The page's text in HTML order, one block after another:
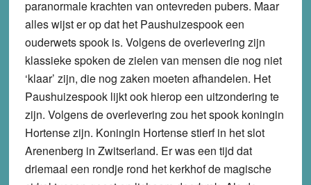
paranormale krachten van ontevreden pubers. Maar
alles wijst er op dat het Paushuizespook een
ouderwets spook is. Volgens de overlevering zijn
klassieke spoken de zielen van mensen die nog niet
‘klaar’ zijn, die nog zaken moeten afhandelen. Het
Paushuizespook lijkt ook hierop een uitzondering te
zijn. Volgens de overlevering zou het spook koningin
Hortense zijn. Koningin Hortense stierf in het slot
Arenenberg in Zwitserland. Er was een tijd dat
driemaal een rondje rond het kerkhof de magische